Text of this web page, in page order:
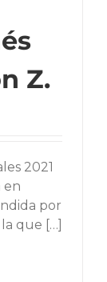
Z.
2021
en
por
la que […]